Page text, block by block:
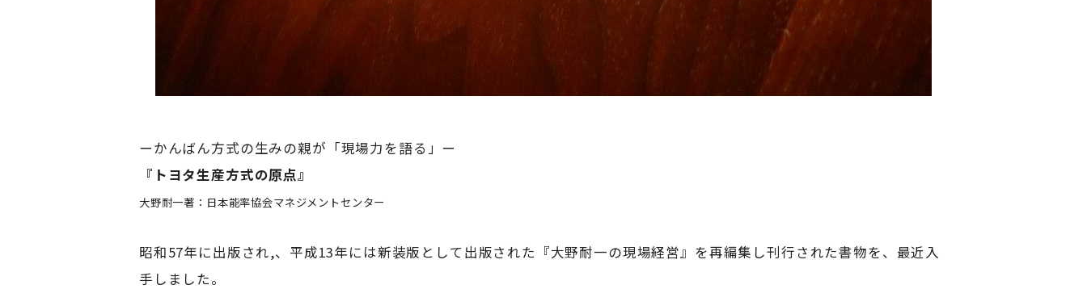
ーかんばん方式の生みの親が「現場力を語る」ー
『トヨタ生産方式の原点』
大野耐一著：日本能率協会マネジメントセンター
昭和57年に出版され,、平成13年には新装版として出版された『大野耐一の現場経営』を再編集し刊行された書物を、最近入
手しました。